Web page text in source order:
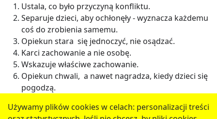
Używamy plików cookies w celach: personalizacji treści
Ustala, co było przyczyną konfliktu.
Separuje dzieci, aby ochłonęły - wyznacza każdemu
coś do zrobienia samemu.
Opiekun stara się jednoczyć, nie osądzać.
Karci zachowanie a nie osobę.
Wskazuje właściwe zachowanie.
Opiekun chwali, a nawet nagradza, kiedy dzieci się
pogodzą.